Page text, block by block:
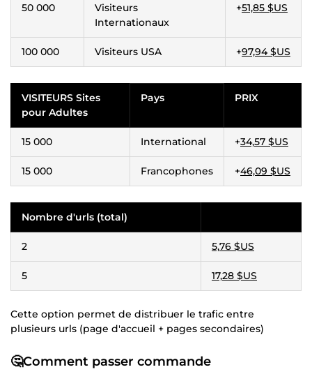
50 000
Visiteurs
Internationaux
+51,85 $US
100 000 Visiteurs USA +97,94 $US
VISITEURS Sites
pour Adultes
Pays PRIX
15 000 International +34,57 $US
15 000 Francophones +46,09 $US
Nombre d'urls (total)
2 5,76 $US
5 17,28 $US
Cette option permet de distribuer le trafic entre
plusieurs urls (page d'accueil + pages secondaires)
🤔Comment passer commande